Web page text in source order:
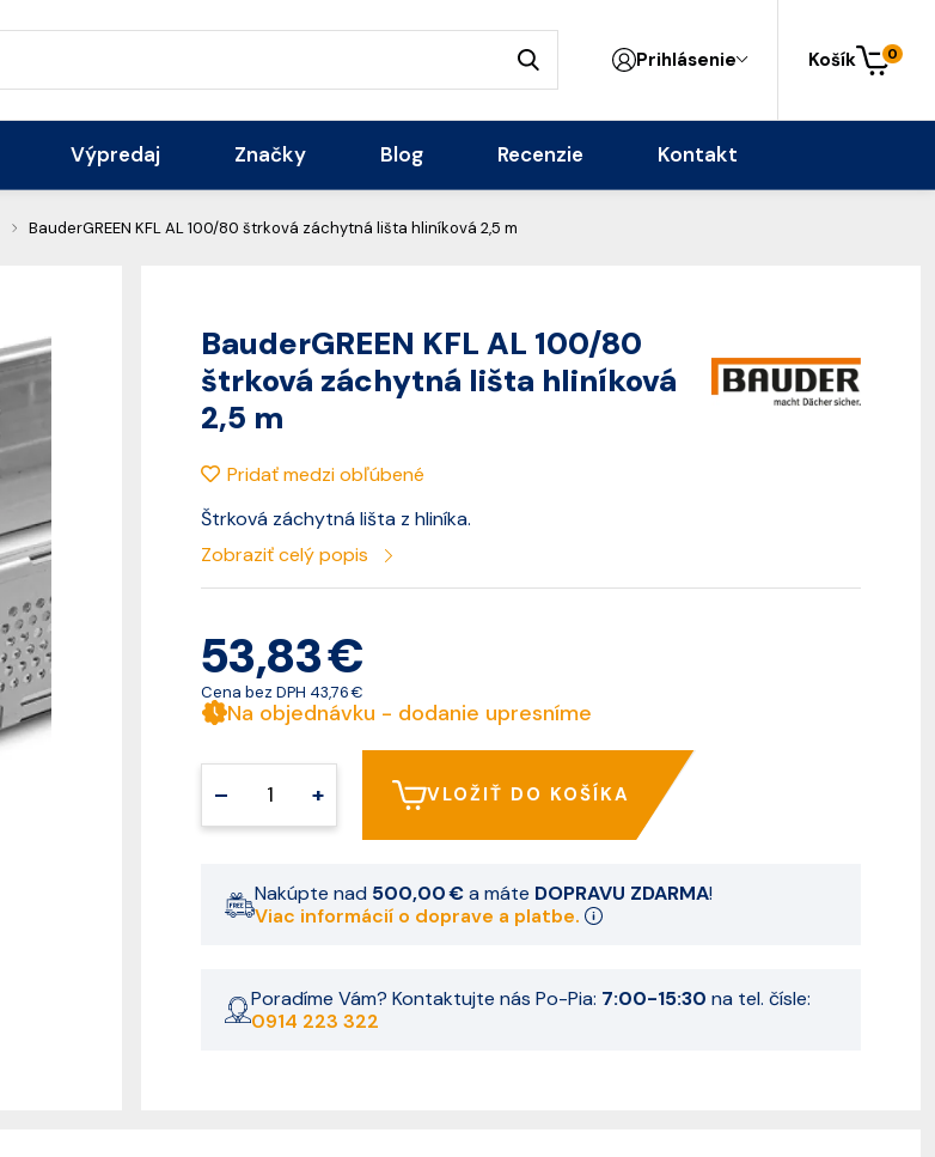
Prihlásenie Košík 0
Výpredaj Značky Blog Recenzie Kontakt
BauderGREEN KFL AL 100/80 štrková záchytná lišta hliníková 2,5 m
BauderGREEN KFL AL 100/80
štrková záchytná lišta hliníková
2,5 m
Pridať medzi obľúbené
Štrková záchytná lišta z hliníka.
Zobraziť celý popis
53,83 €
Cena bez DPH 43,76 €
Na objednávku - dodanie upresníme
– + VLOŽIŤ DO KOŠÍKA
Nakúpte nad 500,00 €a máte DOPRAVU ZDARMA!
Viac informácií o doprave a platbe.
Poradíme Vám? Kontaktujte nás Po-Pia: 7:00-15:30 na tel. čísle:
0914 223 322